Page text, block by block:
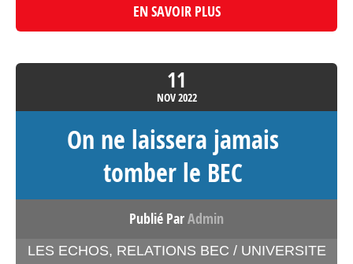
EN SAVOIR PLUS
11
NOV2022
On ne laissera jamais
tomber le BEC
Publié ParAdmin
LES ECHOS, RELATIONS BEC / UNIVERSITE